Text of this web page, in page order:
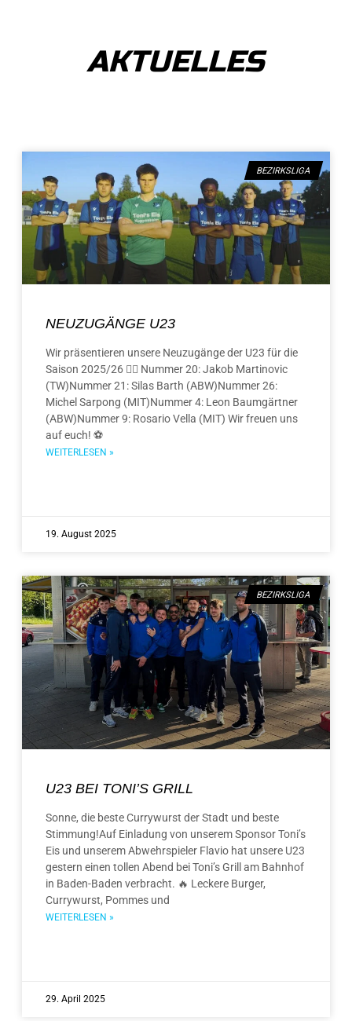
AKTUELLES
BEZIRKSLIGA
NEUZUGÄNGE U23
Wir präsentieren unsere Neuzugänge der U23 für die
Saison 2025/26 ✍🏻 Nummer 20: Jakob Martinovic
(TW)Nummer 21: Silas Barth (ABW)Nummer 26:
Michel Sarpong (MIT)Nummer 4: Leon Baumgärtner
(ABW)Nummer 9: Rosario Vella (MIT) Wir freuen uns
auf euch! ⚽️
WEITERLESEN »
19. August 2025
BEZIRKSLIGA
U23 BEI TONI’S GRILL
Sonne, die beste Currywurst der Stadt und beste
Stimmung!Auf Einladung von unserem Sponsor Toni’s
Eis und unserem Abwehrspieler Flavio hat unsere U23
gestern einen tollen Abend bei Toni’s Grill am Bahnhof
in Baden-Baden verbracht. 🔥 Leckere Burger,
Currywurst, Pommes und
WEITERLESEN »
29. April 2025